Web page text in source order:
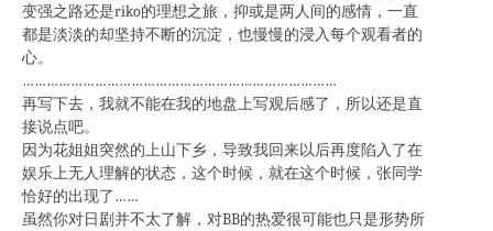
变强之路还是riko的理想之旅，抑或是两人间的感情，一直
都是淡淡的却坚持不断的沉淀，也慢慢的浸入每个观看者的
心。
……………………………………………………………………
再写下去，我就不能在我的地盘上写观后感了，所以还是直
接说点吧。
因为花姐姐突然的上山下乡，导致我回来以后再度陷入了在
娱乐上无人理解的状态，这个时候，就在这个时候，张同学
恰好的出现了……
虽然你对日剧并不太了解，对BB的热爱很可能也只是形势所